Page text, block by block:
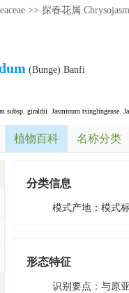
>> 探春花属
(Bunge) Banfi
subsp. giraldii Jasminum tsinglingense
植物百科 名称分类
分类信息
模式产地 ： 模式
形态特征
识别要点 ： 与原